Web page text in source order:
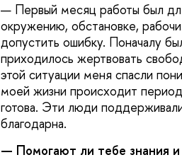
— Первый месяц работы был
окружению, обстановке,
допустить ошибку. Поначалу
приходилось жертвовать
этой ситуации меня спасли
моей жизни происходит
готова. Эти люди
благодарна.
— Помогают ли тебе знания